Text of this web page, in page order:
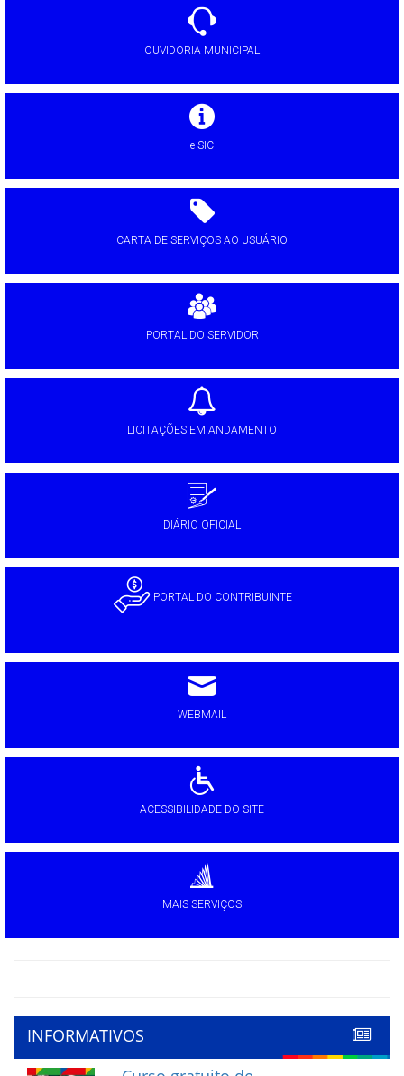
OUVIDORIA MUNICIPAL
e-SIC
CARTA DE SERVIÇOS AO USUÁRIO
PORTAL DO SERVIDOR
LICITAÇÕES EM ANDAMENTO
DIÁRIO OFICIAL
PORTAL DO CONTRIBUINTE
WEBMAIL
ACESSIBILIDADE DO SITE
MAIS SERVIÇOS
INFORMATIVOS